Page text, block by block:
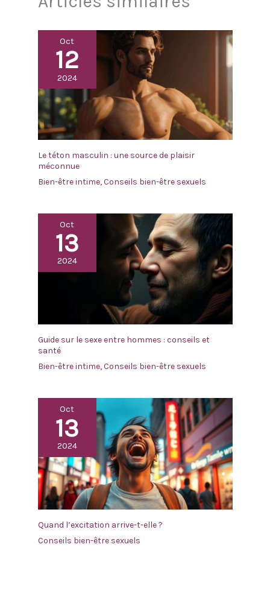
Oct
12
2024
Le téton masculin : une source de plaisir
méconnue
Bien-être intime,Conseils bien-être sexuels
Oct
13
2024
Guide sur le sexe entre hommes : conseils et
santé
Bien-être intime,Conseils bien-être sexuels
Oct
13
2024
Quand l’excitation arrive-t-elle ?
Conseils bien-être sexuels